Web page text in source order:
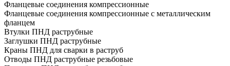
Фланцевые соединения компрессионные
Фланцевые соединения компрессионные с металлическим
фланцем
Втулки ПНД раструбные
Заглушки ПНД раструбные
Краны ПНД для сварки в раструб
Отводы ПНД раструбные резьбовые